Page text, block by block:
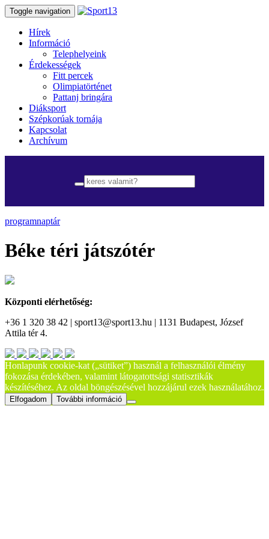
Toggle navigation
Hírek
Információ
Telephelyeink
Érdekességek
Fitt percek
Olimpiatörténet
Pattanj bringára
Diáksport
Szépkorúak tornája
Kapcsolat
Archívum
programnaptár
Béke téri játszótér
Központi elérhetőség:
+36 1 320 38 42 | sport13@sport13.hu | 1131 Budapest, József
Attila tér 4.
Honlapunk cookie-kat („sütiket”) használ a felhasználói élmény
fokozása érdekében, valamint látogatottsági statisztikák
készítéséhez. Az oldal böngészésével hozzájárul ezek használatához.
Elfogadom További információ